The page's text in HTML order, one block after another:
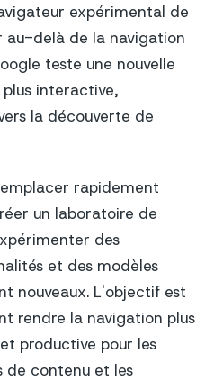
expérimental de
au-delà de la navigation
teste une nouvelle
interactive,
la découverte de
rapidement
un laboratoire de
des
et des modèles
nouveaux. L'objectif est
rendre la navigation plus
productive pour les
de contenu et les